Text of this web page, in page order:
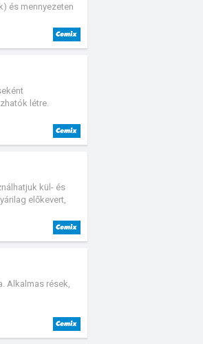
és mennyezeten
létre.
kül- és
előkevert,
Alkalmas rések,